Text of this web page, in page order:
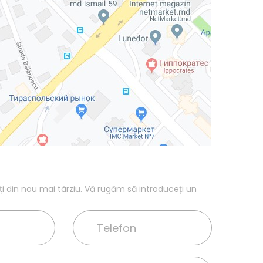
din nou mai târziu. Vă rugăm să introduceți un